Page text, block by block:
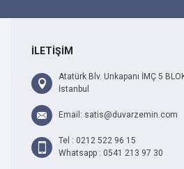
İLETİŞİM
Atatürk Blv. Unkapanı İMÇ 5
İstanbul
Email: satis@duvarzemin.com
Tel : 0212 522 96 15
Whatsapp : 0541 213 97 30